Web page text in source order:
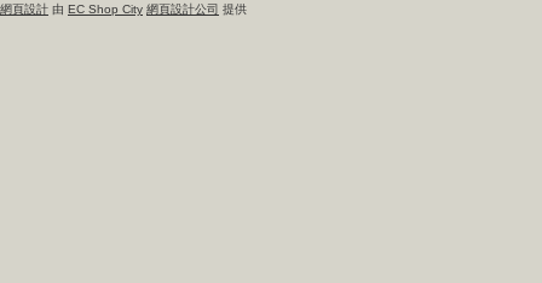
網頁設計 由 EC Shop City 網頁設計公司 提供